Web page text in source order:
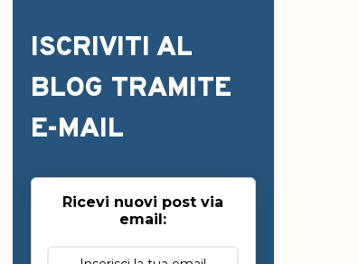
ISCRIVITI AL
BLOG TRAMITE
E-MAIL
Ricevi nuovi post via
email: